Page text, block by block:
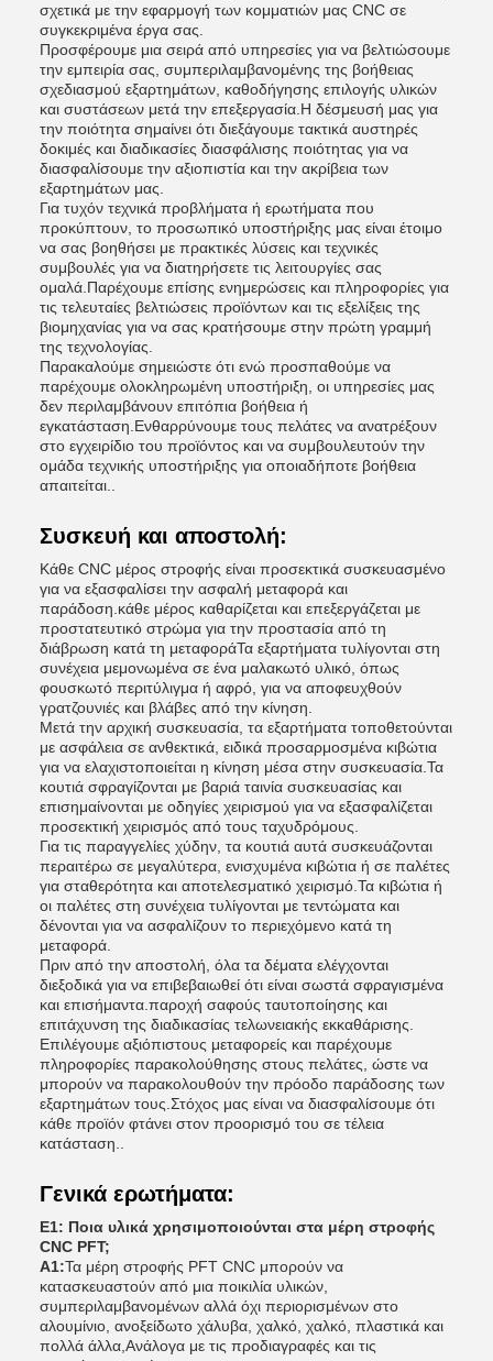
σχετικά με την εφαρμογή των κομματιών μας CNC σε
συγκεκριμένα έργα σας.
Προσφέρουμε μια σειρά από υπηρεσίες για να βελτιώσουμε
την εμπειρία σας, συμπεριλαμβανομένης της βοήθειας
σχεδιασμού εξαρτημάτων, καθοδήγησης επιλογής υλικών
και συστάσεων μετά την επεξεργασία.Η δέσμευσή μας για
την ποιότητα σημαίνει ότι διεξάγουμε τακτικά αυστηρές
δοκιμές και διαδικασίες διασφάλισης ποιότητας για να
διασφαλίσουμε την αξιοπιστία και την ακρίβεια των
εξαρτημάτων μας.
Για τυχόν τεχνικά προβλήματα ή ερωτήματα που
προκύπτουν, το προσωπικό υποστήριξης μας είναι έτοιμο
να σας βοηθήσει με πρακτικές λύσεις και τεχνικές
συμβουλές για να διατηρήσετε τις λειτουργίες σας
ομαλά.Παρέχουμε επίσης ενημερώσεις και πληροφορίες για
τις τελευταίες βελτιώσεις προϊόντων και τις εξελίξεις της
βιομηχανίας για να σας κρατήσουμε στην πρώτη γραμμή
της τεχνολογίας.
Παρακαλούμε σημειώστε ότι ενώ προσπαθούμε να
παρέχουμε ολοκληρωμένη υποστήριξη, οι υπηρεσίες μας
δεν περιλαμβάνουν επιτόπια βοήθεια ή
εγκατάσταση.Ενθαρρύνουμε τους πελάτες να ανατρέξουν
στο εγχειρίδιο του προϊόντος και να συμβουλευτούν την
ομάδα τεχνικής υποστήριξης για οποιαδήποτε βοήθεια
απαιτείται..
Συσκευή και αποστολή:
Κάθε CNC μέρος στροφής είναι προσεκτικά συσκευασμένο
για να εξασφαλίσει την ασφαλή μεταφορά και
παράδοση.κάθε μέρος καθαρίζεται και επεξεργάζεται με
προστατευτικό στρώμα για την προστασία από τη
διάβρωση κατά τη μεταφοράΤα εξαρτήματα τυλίγονται στη
συνέχεια μεμονωμένα σε ένα μαλακωτό υλικό, όπως
φουσκωτό περιτύλιγμα ή αφρό, για να αποφευχθούν
γρατζουνιές και βλάβες από την κίνηση.
Μετά την αρχική συσκευασία, τα εξαρτήματα τοποθετούνται
με ασφάλεια σε ανθεκτικά, ειδικά προσαρμοσμένα κιβώτια
για να ελαχιστοποιείται η κίνηση μέσα στην συσκευασία.Τα
κουτιά σφραγίζονται με βαριά ταινία συσκευασίας και
επισημαίνονται με οδηγίες χειρισμού για να εξασφαλίζεται
προσεκτική χειρισμός από τους ταχυδρόμους.
Για τις παραγγελίες χύδην, τα κουτιά αυτά συσκευάζονται
περαιτέρω σε μεγαλύτερα, ενισχυμένα κιβώτια ή σε παλέτες
για σταθερότητα και αποτελεσματικό χειρισμό.Τα κιβώτια ή
οι παλέτες στη συνέχεια τυλίγονται με τεντώματα και
δένονται για να ασφαλίζουν το περιεχόμενο κατά τη
μεταφορά.
Πριν από την αποστολή, όλα τα δέματα ελέγχονται
διεξοδικά για να επιβεβαιωθεί ότι είναι σωστά σφραγισμένα
και επισήμαντα.παροχή σαφούς ταυτοποίησης και
επιτάχυνση της διαδικασίας τελωνειακής εκκαθάρισης.
Επιλέγουμε αξιόπιστους μεταφορείς και παρέχουμε
πληροφορίες παρακολούθησης στους πελάτες, ώστε να
μπορούν να παρακολουθούν την πρόοδο παράδοσης των
εξαρτημάτων τους.Στόχος μας είναι να διασφαλίσουμε ότι
κάθε προϊόν φτάνει στον προορισμό του σε τέλεια
κατάσταση..
Γενικά ερωτήματα:
Ε1: Ποια υλικά χρησιμοποιούνται στα μέρη στροφής
CNC PFT;
Α1:Τα μέρη στροφής PFT CNC μπορούν να
κατασκευαστούν από μια ποικιλία υλικών,
συμπεριλαμβανομένων αλλά όχι περιορισμένων στο
αλουμίνιο, ανοξείδωτο χάλυβα, χαλκό, χαλκό, πλαστικά και
πολλά άλλα,Ανάλογα με τις προδιαγραφές και τις